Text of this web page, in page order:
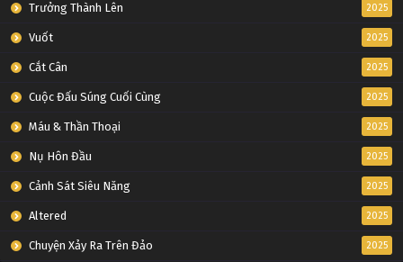
Trưởng Thành Lên 2025
Vuốt 2025
Cắt Cân 2025
Cuộc Đấu Súng Cuối Cùng 2025
Máu & Thần Thoại 2025
Nụ Hôn Đầu 2025
Cảnh Sát Siêu Năng 2025
Altered 2025
Chuyện Xảy Ra Trên Đảo 2025